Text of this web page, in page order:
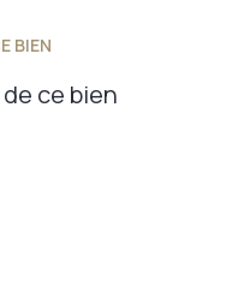
BIEN
ce bien